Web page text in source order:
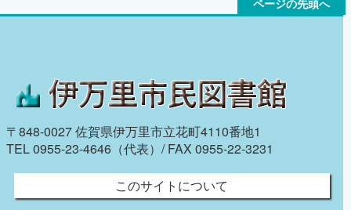
ページの先頭へ
〒848-0027 佐賀県伊万里市立花町4110番地1
TEL 0955-23-4646（代表）/ FAX 0955-22-3231
このサイトについて